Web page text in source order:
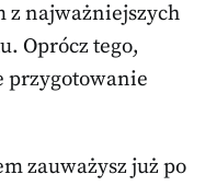
z najważniejszych
Oprócz tego,
przygotowanie
zauważysz już po